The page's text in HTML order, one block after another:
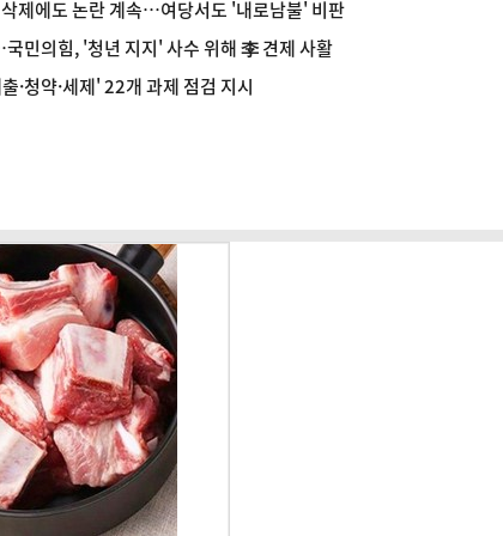
제에도 논란 계속…여당서도 '내로남불' 비판
민의힘, '청년 지지' 사수 위해 李 견제 사활
청약·세제' 22개 과제 점검 지시